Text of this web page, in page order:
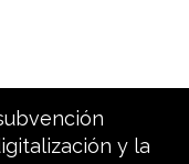
y la